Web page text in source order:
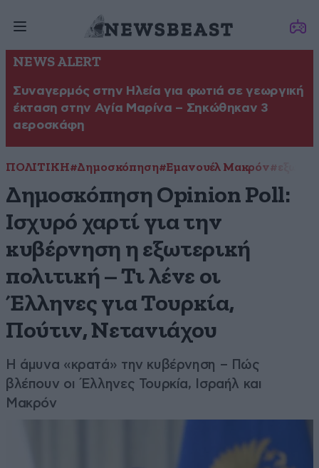
NEWS ALERT
Συναγερμός στην Ηλεία για φωτιά σε γεωργική
έκταση στην Αγία Μαρίνα – Σηκώθηκαν 3
αεροσκάφη
ΠΟΛΙΤΙΚΗ#Δημοσκόπηση#Εμανουέλ Μακρόν
Δημοσκόπηση Opinion Poll:
Ισχυρό χαρτί για την
κυβέρνηση η εξωτερική
πολιτική – Τι λένε οι
Έλληνες για Τουρκία,
Πούτιν, Νετανιάχου
Η άμυνα «κρατά» την κυβέρνηση – Πώς
βλέπουν οι Έλληνες Τουρκία, Ισραήλ και
Μακρόν